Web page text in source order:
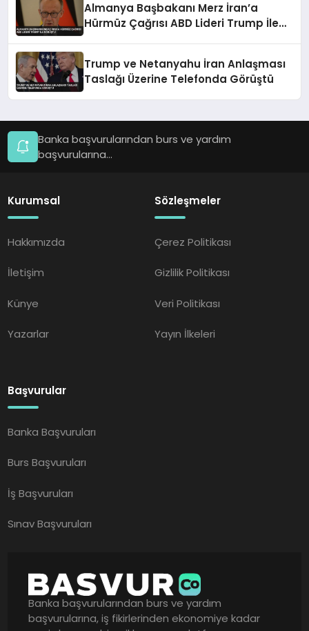
Almanya Başbakanı Merz İran’a
Hürmüz Çağrısı ABD Lideri Trump İle
Trump ve Netanyahu İran Anlaşması
Taslağı Üzerine Telefonda Görüştü
Banka başvurularından burs ve yardım
başvurularına...
Kurumsal
Hakkımızda
İletişim
Künye
Yazarlar
Sözleşmeler
Çerez Politikası
Gizlilik Politikası
Veri Politikası
Yayın İlkeleri
Başvurular
Banka Başvuruları
Burs Başvuruları
İş Başvuruları
Sınav Başvuruları
Banka başvurularından burs ve yardım
başvurularına, iş fikirlerinden ekonomiye kadar